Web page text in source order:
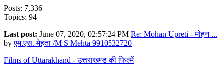
Posts: 7,336
Topics: 94
Last post: June 07, 2020, 02:57:24 PM Re: Mohan Upreti - मोहन ...
byएम.एस. मेहता /M S Mehta 9910532720
Films of Uttarakhand - उत्तराखण्ड की फिल्में